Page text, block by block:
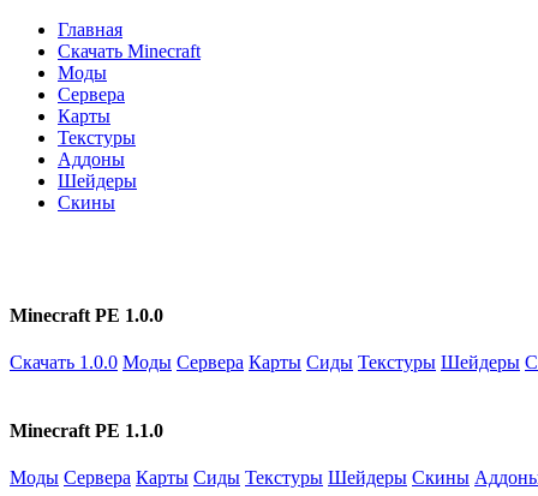
Главная
Скачать Minecraft
Моды
Сервера
Карты
Текстуры
Аддоны
Шейдеры
Скины
Minecraft PE 1.0.0
Скачать 1.0.0 Моды Сервера Карты Сиды Текстуры Шейдеры
Minecraft PE 1.1.0
Моды Сервера Карты Сиды Текстуры Шейдеры Скины